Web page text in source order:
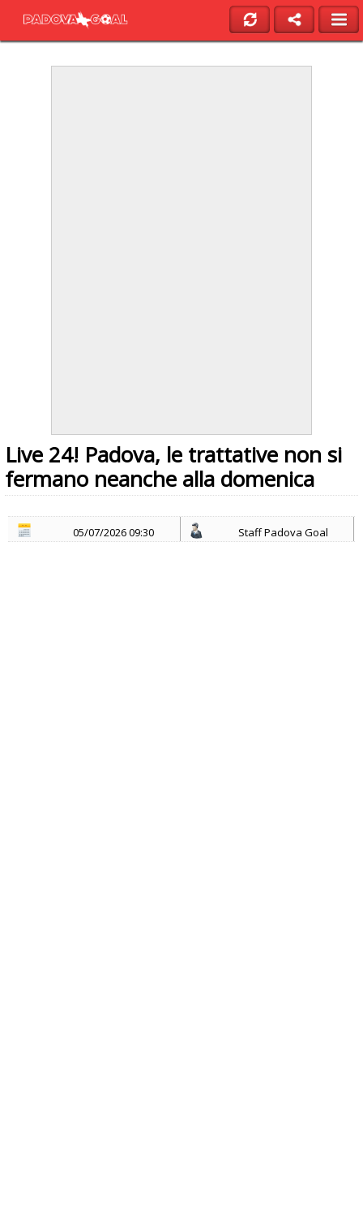
Live 24! Padova, le trattative non si
fermano neanche alla domenica
05/07/2026 09:30 Staff Padova Goal